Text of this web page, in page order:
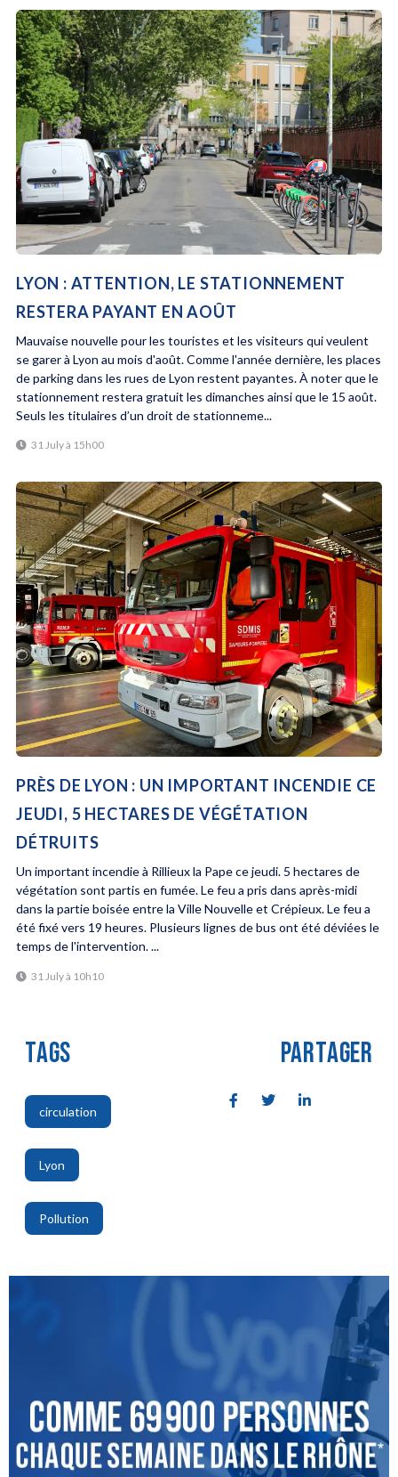
LYON : ATTENTION, LE STATIONNEMENT
RESTERA PAYANT EN AOÛT
Mauvaise nouvelle pour les touristes et les visiteurs qui veulent
se garer à Lyon au mois d'août. Comme l'année dernière, les places
de parking dans les rues de Lyon restent payantes. À noter que le
stationnement restera gratuit les dimanches ainsi que le 15 août.
Seuls les titulaires d’un droit de stationneme...
31 July à 15h00
PRÈS DE LYON : UN IMPORTANT INCENDIE CE
JEUDI, 5 HECTARES DE VÉGÉTATION
DÉTRUITS
Un important incendie à Rillieux la Pape ce jeudi. 5 hectares de
végétation sont partis en fumée. Le feu a pris dans après-midi
dans la partie boisée entre la Ville Nouvelle et Crépieux. Le feu a
été fixé vers 19 heures. Plusieurs lignes de bus ont été déviées le
temps de l'intervention. ...
31 July à 10h10
TAGS
circulation
,
Lyon
,
Pollution
PARTAGER